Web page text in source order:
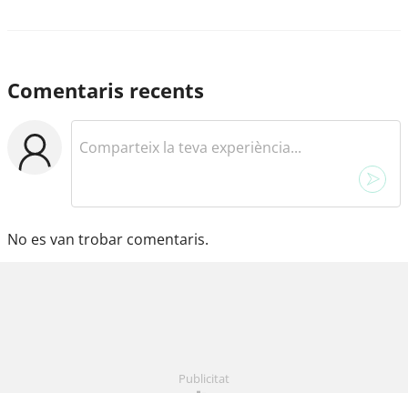
Comentaris recents
No es van trobar comentaris.
Publicitat